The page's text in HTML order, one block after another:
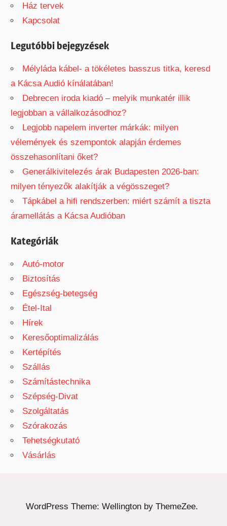
r
Ház tervek
Kapcsolat
Legutóbbi bejegyzések
Mélyláda kábel- a tökéletes basszus titka, keresd
a Kácsa Audió kínálatában!
Debrecen iroda kiadó – melyik munkatér illik
legjobban a vállalkozásodhoz?
Legjobb napelem inverter márkák: milyen
vélemények és szempontok alapján érdemes
összehasonlítani őket?
Generálkivitelezés árak Budapesten 2026-ban:
milyen tényezők alakítják a végösszeget?
Tápkábel a hifi rendszerben: miért számít a tiszta
áramellátás a Kácsa Audióban
Kategóriák
Autó-motor
Biztosítás
Egészség-betegség
Étel-Ital
Hírek
Keresőoptimalizálás
Kertépítés
Szállás
Számítástechnika
Szépség-Divat
Szolgáltatás
Szórakozás
Tehetségkutató
Vásárlás
WordPress Theme: Wellington by ThemeZee.